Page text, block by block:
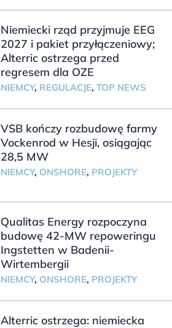
Niemiecki rząd przyjmuje EEG
2027 i pakiet przyłączeniowy;
Alterric ostrzega przed
regresem dla OZE
NIEMCY, REGULACJE, TOP NEWS
VSB kończy rozbudowę farmy
Vockenrod w Hesji, osiągając
28,5 MW
NIEMCY, ONSHORE, PROJEKTY
Qualitas Energy rozpoczyna
budowę 42-MW repoweringu
Ingstetten w Badenii-
Wirtembergii
NIEMCY, ONSHORE, PROJEKTY
Alterric ostrzega: niemiecka